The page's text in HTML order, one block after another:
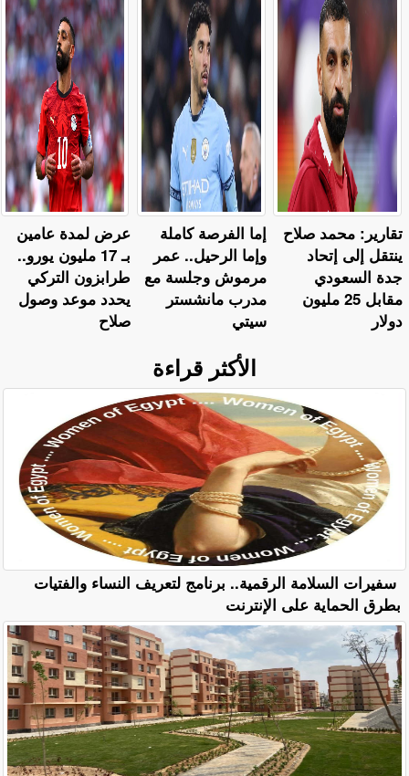
عرض لمدة عامين
بـ 17 مليون يورو..
طرابزون التركي
يحدد موعد وصول
صلاح
إما الفرصة كاملة
وإما الرحيل.. عمر
مرموش وجلسة مع
مدرب مانشستر
سيتي
تقارير: محمد صلاح
ينتقل إلى إتحاد
جدة السعودي
مقابل 25 مليون
دولار
الأكثر قراءة
سفيرات السلامة الرقمية.. برنامج لتعريف النساء والفتيات
بطرق الحماية على الإنترنت